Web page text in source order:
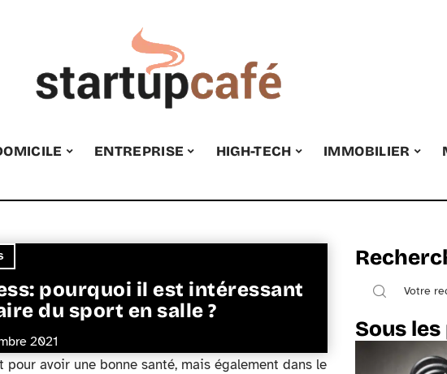
ENTREPRISE HIGH-TECH IMMOBILIER
pourquoi il est intéressant
du sport en salle ?
2021
avoir une bonne santé, mais également dans le
Sous